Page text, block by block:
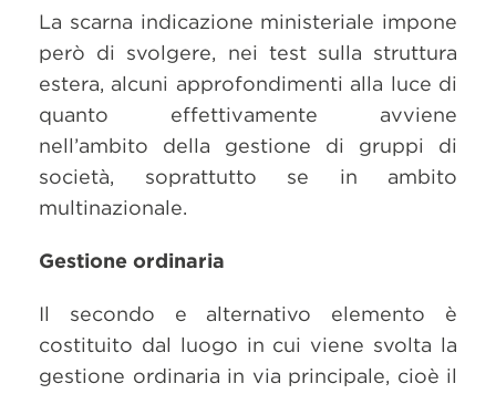
La scarna indicazione ministeriale impone
però di svolgere, nei test sulla struttura
estera, alcuni approfondimenti alla luce di
quanto effettivamente avviene
nell’ambito della gestione di gruppi di
società, soprattutto se in ambito
multinazionale.
Gestione ordinaria
Il secondo e alternativo elemento è
costituito dal luogo in cui viene svolta la
gestione ordinaria in via principale, cioè il